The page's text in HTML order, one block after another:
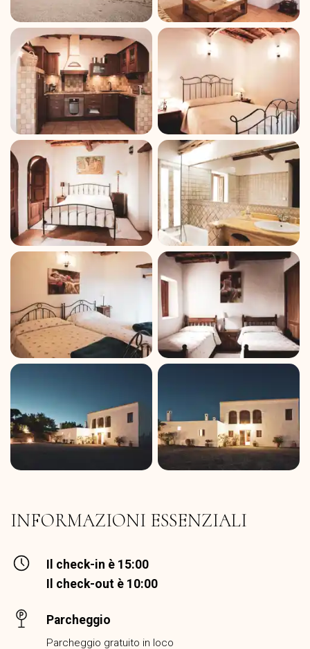
INFORMAZIONI ESSENZIALI
Il check-in è 15:00
Il check-out è 10:00
Parcheggio
Parcheggio gratuito in loco